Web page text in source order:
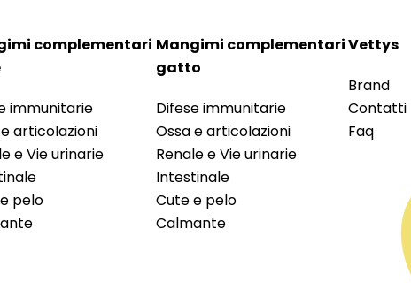
complementari
immunitarie
articolazioni
e Vie urinarie
pelo
Mangimi complementari
gatto
Difese immunitarie
Ossa e articolazioni
Renale e Vie urinarie
Intestinale
Cute e pelo
Calmante
Vettys
Brand
Contatti
Faq